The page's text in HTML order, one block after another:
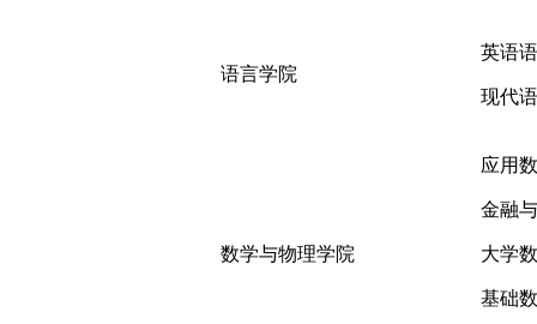
语言学院
英语
现代
数学与物理学院
应用
金融
大学
基础